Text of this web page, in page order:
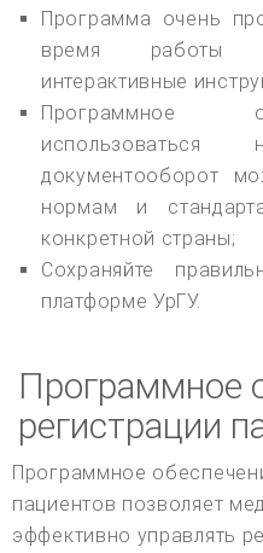
Программа очень
время работы
интерактивные
Программное
документооборот
нормам и
конкретной страны;
Сохраняйте
платформе УрГУ.
Программное
регистрации
Программное
пациентов позволяет
эффективно управлять